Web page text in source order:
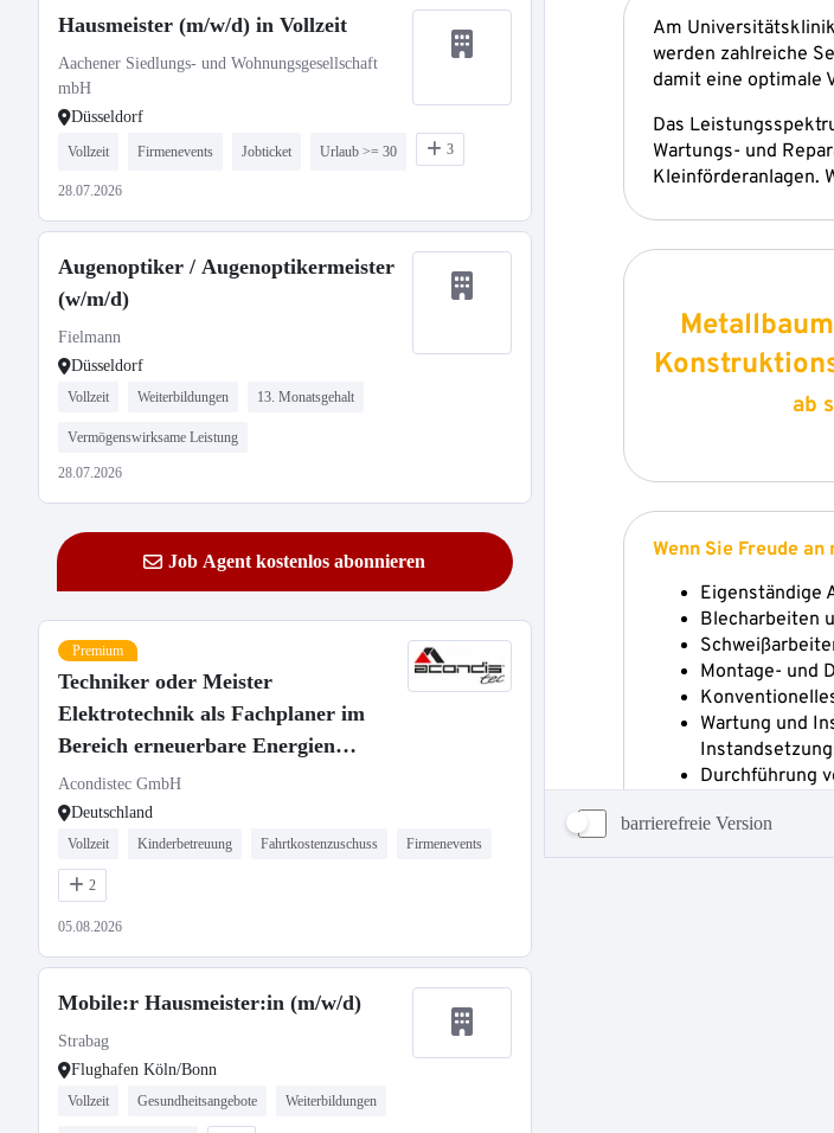
Hausmeister (m/w/d) in Vollzeit
Aachener Siedlungs- und Wohnungsgesellschaft
mbH
Düsseldorf
Vollzeit Firmenevents Jobticket Urlaub >= 30 3
28.07.2026
Augenoptiker / Augenoptikermeister
(w/m/d)
Fielmann
Düsseldorf
Vollzeit Weiterbildungen 13. Monatsgehalt
Vermögenswirksame Leistung
28.07.2026
Job Agent kostenlos abonnieren
Premium
Techniker oder Meister
Elektrotechnik als Fachplaner im
Bereich erneuerbare Energien
(m/w/d)
Acondistec GmbH
Deutschland
Vollzeit Kinderbetreuung Fahrtkostenzuschuss Firmenevents
2
05.08.2026
Mobile:r Hausmeister:in (m/w/d)
Strabag
Flughafen Köln/Bonn
Vollzeit Gesundheitsangebote Weiterbildungen
barrierefreie Version